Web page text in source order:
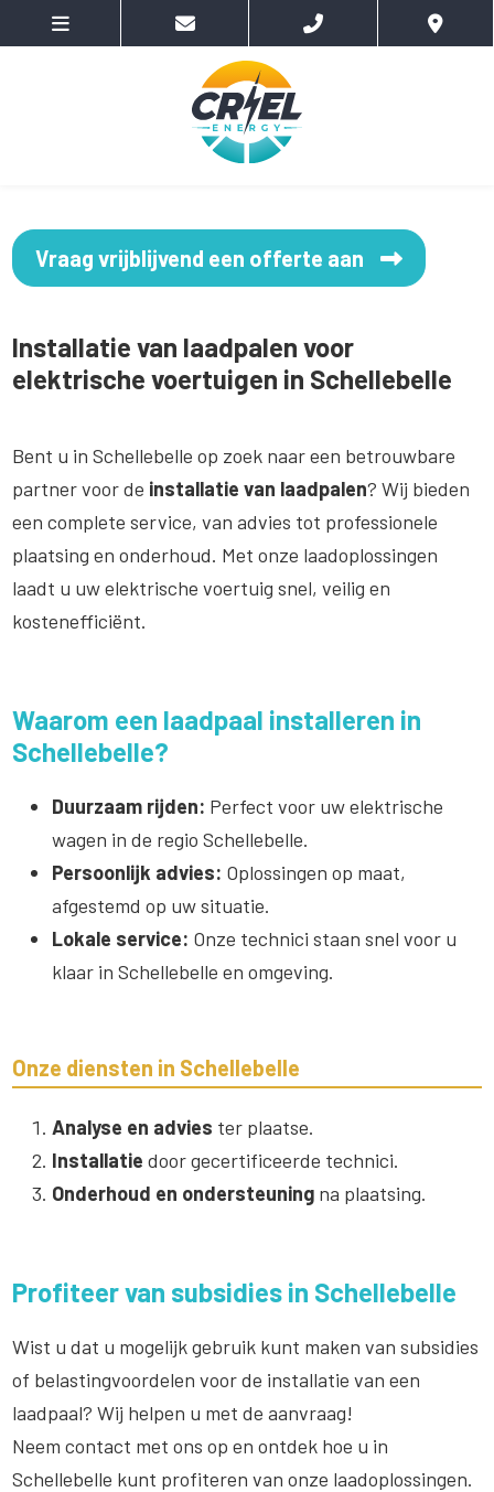
Vraag vrijblijvend een offerte aan
Installatie van laadpalen voor
elektrische voertuigen in Schellebelle
Bent u in Schellebelle op zoek naar een betrouwbare
partner voor de installatie van laadpalen? Wij bieden
een complete service, van advies tot professionele
plaatsing en onderhoud. Met onze laadoplossingen
laadt u uw elektrische voertuig snel, veilig en
kostenefficiënt.
Waarom een laadpaal installeren in
Schellebelle?
Duurzaam rijden: Perfect voor uw elektrische
wagen in de regio Schellebelle.
Persoonlijk advies: Oplossingen op maat,
afgestemd op uw situatie.
Lokale service: Onze technici staan snel voor u
klaar in Schellebelle en omgeving.
Onze diensten in Schellebelle
Analyse en advies ter plaatse.
Installatie door gecertificeerde technici.
Onderhoud en ondersteuning na plaatsing.
Profiteer van subsidies in Schellebelle
Wist u dat u mogelijk gebruik kunt maken van subsidies
of belastingvoordelen voor de installatie van een
laadpaal? Wij helpen u met de aanvraag!
Neem contact met ons op en ontdek hoe u in
Schellebelle kunt profiteren van onze laadoplossingen.